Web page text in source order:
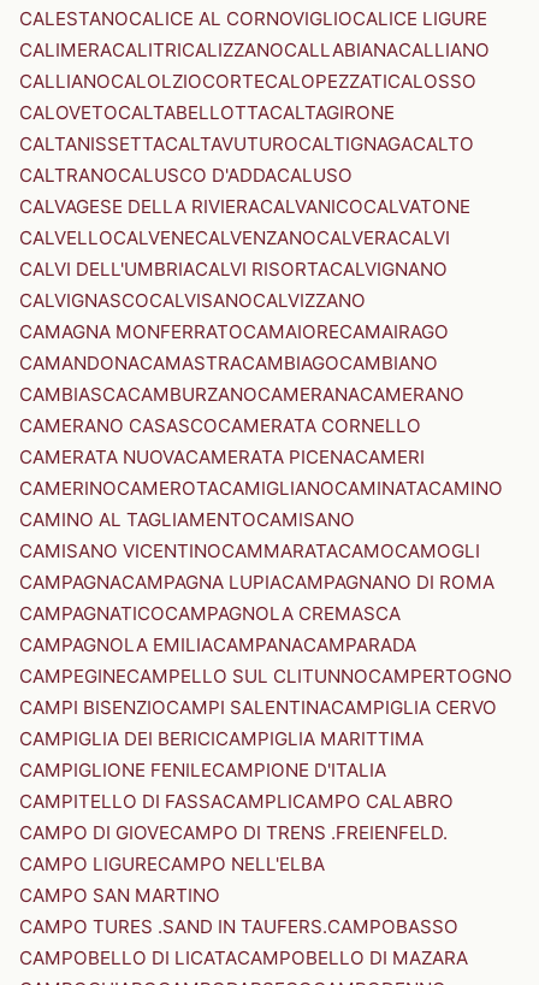
CALESTANOCALICE AL CORNOVIGLIOCALICE LIGURE
CALIMERACALITRICALIZZANOCALLABIANACALLIANO
CALLIANOCALOLZIOCORTECALOPEZZATICALOSSO
CALOVETOCALTABELLOTTACALTAGIRONE
CALTANISSETTACALTAVUTUROCALTIGNAGACALTO
CALTRANOCALUSCO D'ADDACALUSO
CALVAGESE DELLA RIVIERACALVANICOCALVATONE
CALVELLOCALVENECALVENZANOCALVERACALVI
CALVI DELL'UMBRIACALVI RISORTACALVIGNANO
CALVIGNASCOCALVISANOCALVIZZANO
CAMAGNA MONFERRATOCAMAIORECAMAIRAGO
CAMANDONACAMASTRACAMBIAGOCAMBIANO
CAMBIASCACAMBURZANOCAMERANACAMERANO
CAMERANO CASASCOCAMERATA CORNELLO
CAMERATA NUOVACAMERATA PICENACAMERI
CAMERINOCAMEROTACAMIGLIANOCAMINATACAMINO
CAMINO AL TAGLIAMENTOCAMISANO
CAMISANO VICENTINOCAMMARATACAMOCAMOGLI
CAMPAGNACAMPAGNA LUPIACAMPAGNANO DI ROMA
CAMPAGNATICOCAMPAGNOLA CREMASCA
CAMPAGNOLA EMILIACAMPANACAMPARADA
CAMPEGINECAMPELLO SUL CLITUNNOCAMPERTOGNO
CAMPI BISENZIOCAMPI SALENTINACAMPIGLIA CERVO
CAMPIGLIA DEI BERICICAMPIGLIA MARITTIMA
CAMPIGLIONE FENILECAMPIONE D'ITALIA
CAMPITELLO DI FASSACAMPLICAMPO CALABRO
CAMPO DI GIOVECAMPO DI TRENS .FREIENFELD.
CAMPO LIGURECAMPO NELL'ELBA
CAMPO SAN MARTINO
CAMPO TURES .SAND IN TAUFERS.CAMPOBASSO
CAMPOBELLO DI LICATACAMPOBELLO DI MAZARA